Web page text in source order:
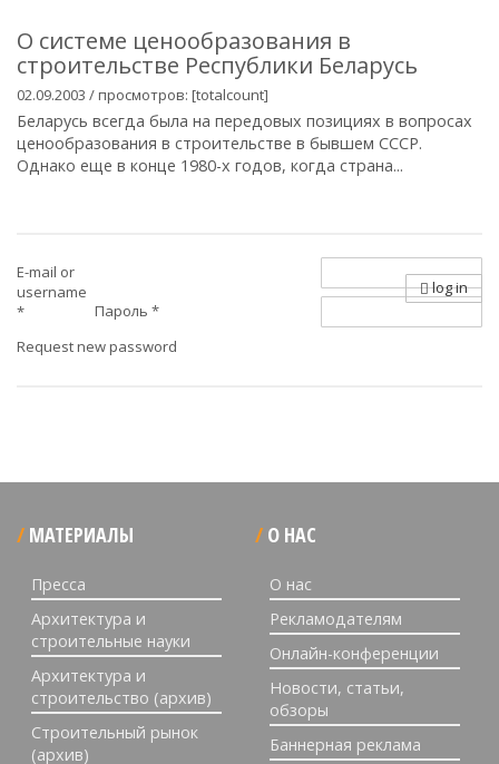
О системе ценообразования в
строительстве Республики Беларусь
02.09.2003 / просмотров: [totalcount]
Беларусь всегда была на передовых позициях в вопросах
ценообразования в строительстве в бывшем СССР.
Однако еще в конце 1980-х годов, когда страна...
E-mail or
username
*
Пароль *
Request new password
log in
МАТЕРИАЛЫ
Пресса
Архитектура и
строительные науки
Архитектура и
строительство (архив)
Строительный рынок
(архив)
О НАС
О нас
Рекламодателям
Онлайн-конференции
Новости, статьи,
обзоры
Баннерная реклама